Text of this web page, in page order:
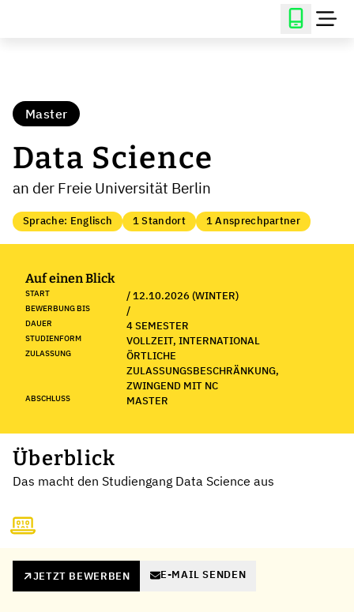
Master
Data Science
an der Freie Universität Berlin
Sprache: Englisch 1 Standort 1 Ansprechpartner
Auf einen Blick
START / 12.10.2026 (WINTER)
BEWERBUNG BIS /
DAUER 4 SEMESTER
STUDIENFORM VOLLZEIT, INTERNATIONAL
ZULASSUNG
ÖRTLICHE
ZULASSUNGSBESCHRÄNKUNG,
ZWINGEND MIT NC
ABSCHLUSS MASTER
Überblick
Das macht den Studiengang Data Science aus
JETZT BEWERBEN E-MAIL SENDEN